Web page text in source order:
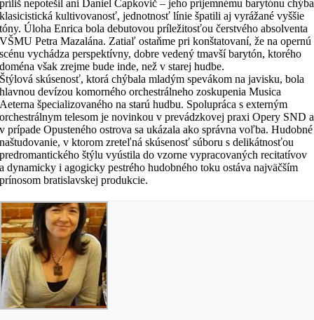
príliš nepotešil ani Daniel Čapkovič – jeho príjemnému barytónu chýba
klasicistická kultivovanosť, jednotnosť línie špatili aj vyrážané vyššie
tóny. Úloha Enrica bola debutovou príležitosťou čerstvého absolventa
VŠMU Petra Mazalána. Zatiaľ ostaňme pri konštatovaní, že na opernú
scénu vychádza perspektívny, dobre vedený tmavší barytón, ktorého
doména však zrejme bude inde, než v starej hudbe.
Štýlová skúsenosť, ktorá chýbala mladým spevákom na javisku, bola
hlavnou devízou komorného orchestrálneho zoskupenia Musica
Aeterna špecializovaného na starú hudbu. Spolupráca s externým
orchestrálnym telesom je novinkou v prevádzkovej praxi Opery SND a
v prípade Opusteného ostrova sa ukázala ako správna voľba. Hudobné
naštudovanie, v ktorom zreteľná skúsenosť súboru s delikátnosťou
predromantického štýlu vyústila do vzorne vypracovaných recitatívov
a dynamicky i agogicky pestrého hudobného toku ostáva najväčším
prínosom bratislavskej produkcie.